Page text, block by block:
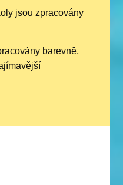
jsou zpracovány
barevně,